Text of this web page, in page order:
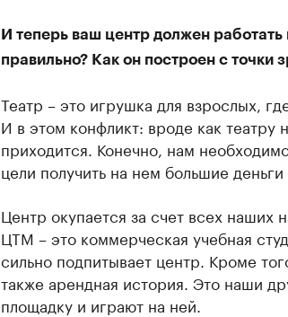
И теперь ваш центр должен работать
правильно? Как он построен с точки
Театр – это игрушка для взрослых,
И в этом конфликт: вроде как театру
приходится. Конечно, нам
цели получить на нем большие
Центр окупается за счет всех наших
ЦТМ – это коммерческая учебная
сильно подпитывает центр. Кроме
также арендная история. Это наши
площадку и играют на ней.